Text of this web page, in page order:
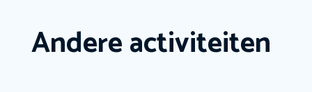
Andere activiteiten